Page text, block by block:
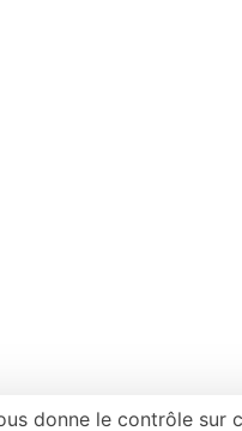
donne le contrôle sur